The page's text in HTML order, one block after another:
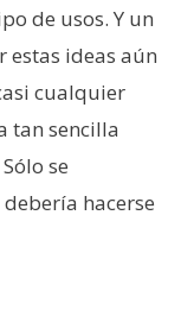
de usos. Y un
ideas aún
cualquier
tan sencilla
se
hacerse